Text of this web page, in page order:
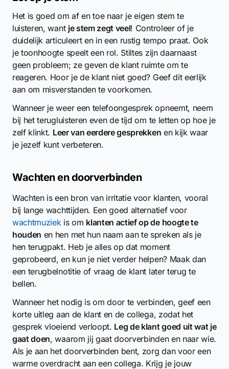
Het is goed om af en toe naar je eigen stem te
luisteren, want je stem zegt veel! Controleer of je
duidelijk articuleert en in een rustig tempo praat. Ook
je toonhoogte speelt een rol. Stiltes zijn daarnaast
geen probleem; ze geven de klant ruimte om te
reageren. Hoor je de klant niet goed? Geef dit eerlijk
aan om misverstanden te voorkomen.
Wanneer je weer een telefoongesprek opneemt, neem
bij het terugluisteren even de tijd om te letten op hoe je
zelf klinkt. Leer van eerdere gesprekken en kijk waar
je jezelf kunt verbeteren.
Wachten en doorverbinden
Wachten is een bron van irritatie voor klanten, vooral
bij lange wachttijden. Een goed alternatief voor
wachtmuziekis om klanten actief op de hoogte te
houden en hen met hun naam aan te spreken als je
hen terugpakt. Heb je alles op dat moment
geprobeerd, en kun je niet verder helpen? Maak dan
een terugbelnotitie of vraag de klant later terug te
bellen.
Wanneer het nodig is om door te verbinden, geef een
korte uitleg aan de klant en de collega, zodat het
gesprek vloeiend verloopt. Leg de klant goed uit wat je
gaat doen, waarom jij gaat doorverbinden en naar wie.
Als je aan het doorverbinden bent, zorg dan voor een
warme overdracht aan een collega. Krijg je jouw